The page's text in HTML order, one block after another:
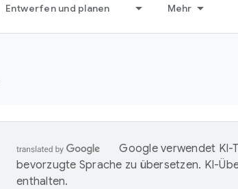
Entwerfen und planen Mehr
Google verwendet KI-
bevorzugte Sprache zu übersetzen. KI-
enthalten.